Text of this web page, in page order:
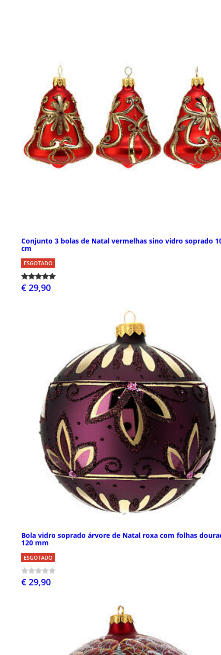
Conjunto 3 bolas de Natal vermelhas sino vidro soprado
cm
ESGOTADO
€ 29,90
Bola vidro soprado árvore de Natal roxa com folhas
120 mm
ESGOTADO
€ 29,90